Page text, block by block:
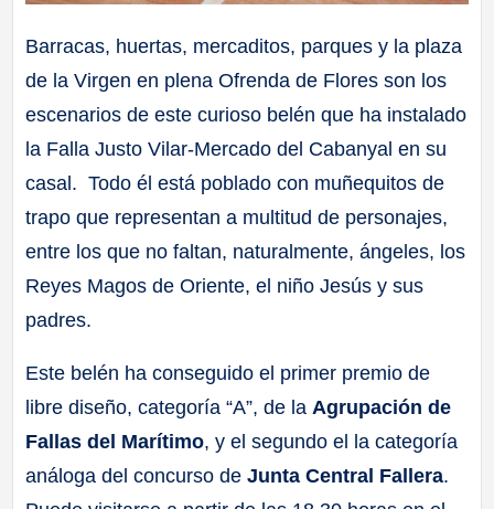
Barracas, huertas, mercaditos, parques y la plaza
de la Virgen en plena Ofrenda de Flores son los
escenarios de este curioso belén que ha instalado
la Falla Justo Vilar-Mercado del Cabanyal en su
casal. Todo él está poblado con muñequitos de
trapo que representan a multitud de personajes,
entre los que no faltan, naturalmente, ángeles, los
Reyes Magos de Oriente, el niño Jesús y sus
padres.
Este belén ha conseguido el primer premio de
libre diseño, categoría “A”, de la Agrupación de
Fallas del Marítimo, y el segundo el la categoría
análoga del concurso deJunta Central Fallera.